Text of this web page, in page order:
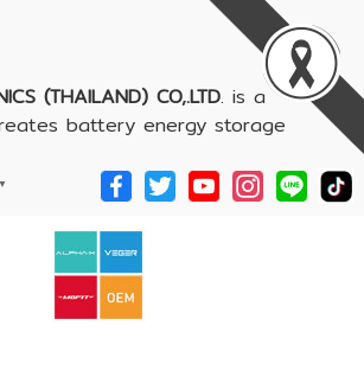
(THAILAND) CO,.LTD. is a
battery energy storage
▼